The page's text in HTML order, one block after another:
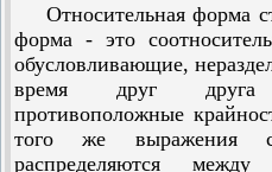
Относительная форма
форма - это
обусловливающие,
время друг
противоположные
того же выражения
распределяются